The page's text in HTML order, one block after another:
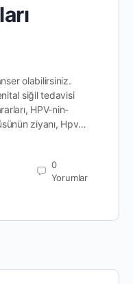
olabilirsiniz.
siğil tedavisi
HPV-nin-
ziyanı, Hpv…
0
Yorumlar